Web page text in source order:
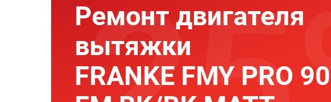
Ремонт двигателя
вытяжки
FRANKE FMY PRO